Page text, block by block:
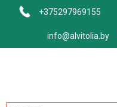
+375297969155
info@alvitolia.by